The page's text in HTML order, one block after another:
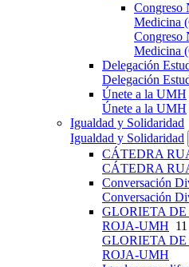
Congreso
Medicina
Congreso
Medicina
Delegación
Delegación
Únete a la UMH
Únete a la UMH
Igualdad y Solidaridad
Igualdad y Solidaridad
CÁTEDRA
CÁTEDRA
Conversación
Conversación
GLORIETA
ROJA-UMH 11
GLORIETA
ROJA-UMH